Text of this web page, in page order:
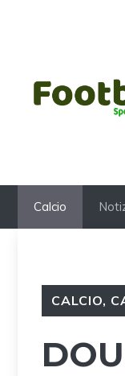
Calcio
CALCIO,